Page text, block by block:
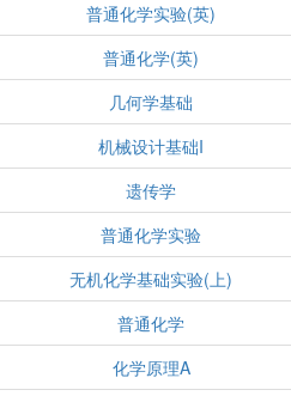
普通化学实验(英)
普通化学(英)
几何学基础
机械设计基础I
遗传学
普通化学实验
无机化学基础实验(上)
普通化学
化学原理A